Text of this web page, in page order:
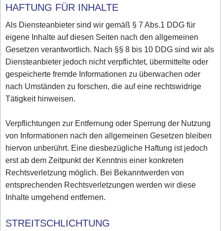
HAFTUNG FÜR INHALTE
Als Diensteanbieter sind wir gemäß § 7 Abs.1 DDG für
eigene Inhalte auf diesen Seiten nach den allgemeinen
Gesetzen verantwortlich. Nach §§ 8 bis 10 DDG sind wir als
Diensteanbieter jedoch nicht verpflichtet, übermittelte oder
gespeicherte fremde Informationen zu überwachen oder
nach Umständen zu forschen, die auf eine rechtswidrige
Tätigkeit hinweisen.
Verpflichtungen zur Entfernung oder Sperrung der Nutzung
von Informationen nach den allgemeinen Gesetzen bleiben
hiervon unberührt. Eine diesbezügliche Haftung ist jedoch
erst ab dem Zeitpunkt der Kenntnis einer konkreten
Rechtsverletzung möglich. Bei Bekanntwerden von
entsprechenden Rechtsverletzungen werden wir diese
Inhalte umgehend entfernen.
STREITSCHLICHTUNG